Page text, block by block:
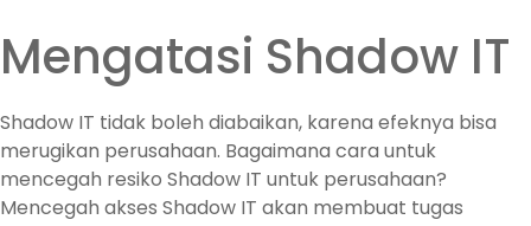
Mengatasi Shadow IT
Shadow IT tidak boleh diabaikan, karena efeknya bisa
merugikan perusahaan. Bagaimana cara untuk
mencegah resiko Shadow IT untuk perusahaan?
Mencegah akses Shadow IT akan membuat tugas